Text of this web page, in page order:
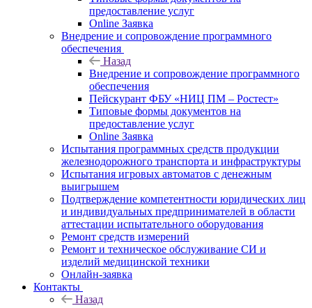
предоставление услуг
Online Заявка
Внедрение и сопровождение программного
обеспечения
Назад
Внедрение и сопровождение программного
обеспечения
Пейскурант ФБУ «НИЦ ПМ – Ростест»
Типовые формы документов на
предоставление услуг
Online Заявка
Испытания программных средств продукции
железнодорожного транспорта и инфраструктуры
Испытания игровых автоматов с денежным
выигрышем
Подтверждение компетентности юридических лиц
и индивидуальных предпринимателей в области
аттестации испытательного оборудования
Ремонт средств измерений
Ремонт и техническое обслуживание СИ и
изделий медицинской техники
Онлайн-заявка
Контакты
Назад